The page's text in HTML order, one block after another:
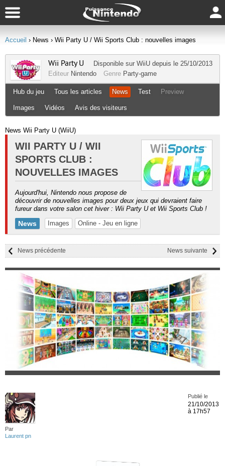
Accueil › News › Wii Party U / Wii Sports Club : nouvelles images
Wii Party U Disponible sur WiiU depuis le 25/10/2013
Editeur Nintendo Genre Party-game
Hub du jeu Tous les articles News Test Preview
Images Vidéos Avis des visiteurs
News Wii Party U (WiiU)
WII PARTY U / WII
SPORTS CLUB :
NOUVELLES IMAGES
Aujourd'hui, Nintendo nous propose de
découvrir de nouvelles images pour deux jeux qui devraient faire
fureur dans votre salon cet hiver : Wii Party U et Wii Sports Club !
News Images Online - Jeu en ligne
News suivante
News précédente
Par
Laurent pn
Publié le
21/10/2013
à 17h57